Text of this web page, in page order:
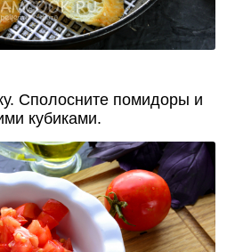
Сполосните помидоры и
кубиками.